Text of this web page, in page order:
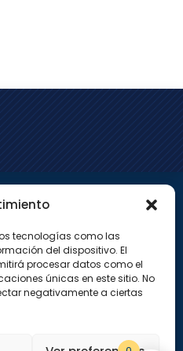
tecnologías como las
del dispositivo. El
procesar datos como el
únicas en este sitio. No
negativamente a ciertas